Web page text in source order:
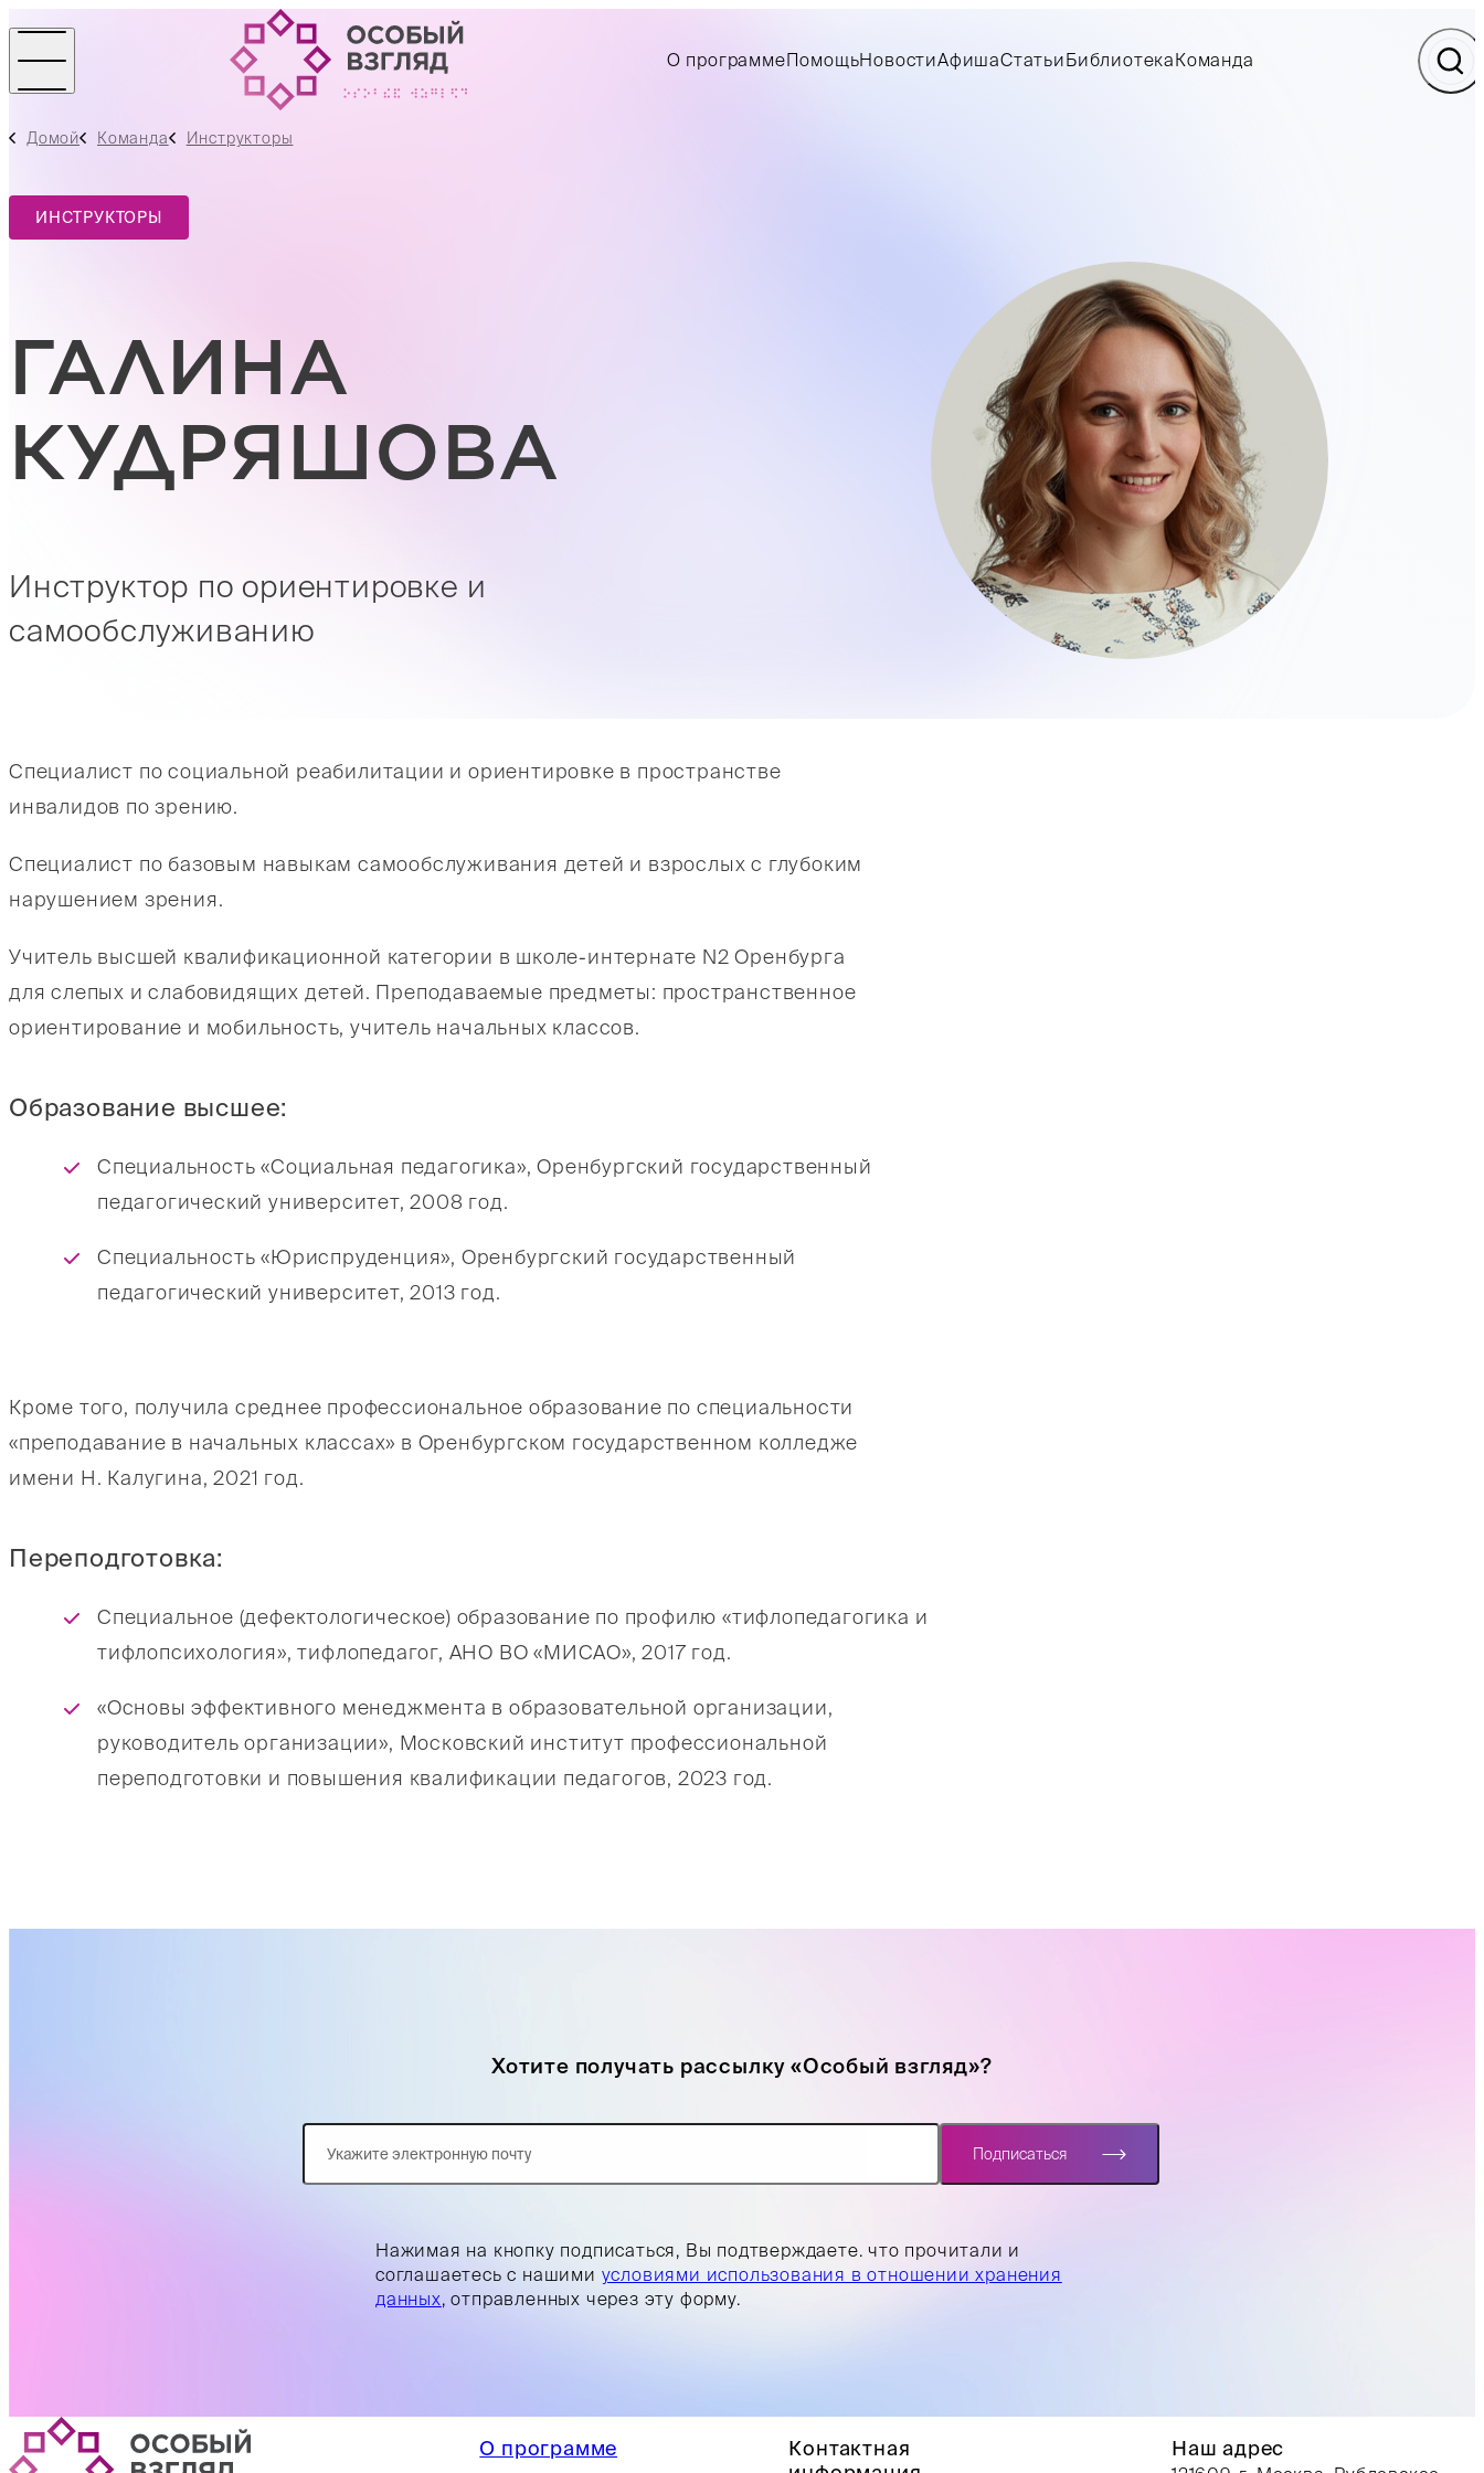
О программеПомощьНовостиАфишаСтатьиБиблиотекаКоманда
Домой Команда Инструкторы
ИНСТРУКТОРЫ
ГАЛИНА
КУДРЯШОВА
Инструктор по ориентировке и
самообслуживанию
Специалист по социальной реабилитации и ориентировке в пространстве
инвалидов по зрению.
Специалист по базовым навыкам самообслуживания детей и взрослых с глубоким
нарушением зрения.
Учитель высшей квалификационной категории в школе-интернате N2 Оренбурга
для слепых и слабовидящих детей. Преподаваемые предметы: пространственное
ориентирование и мобильность, учитель начальных классов.
Образование высшее:
Специальность «Социальная педагогика», Оренбургский государственный
педагогический университет, 2008 год.
Специальность «Юриспруденция», Оренбургский государственный
педагогический университет, 2013 год.
Кроме того, получила среднее профессиональное образование по специальности
«преподавание в начальных классах» в Оренбургском государственном колледже
имени Н. Калугина, 2021 год.
Переподготовка:
Специальное (дефектологическое) образование по профилю «тифлопедагогика и
тифлопсихология», тифлопедагог, АНО ВО «МИСАО», 2017 год.
«Основы эффективного менеджмента в образовательной организации,
руководитель организации», Московский институт профессиональной
переподготовки и повышения квалификации педагогов, 2023 год.
Хотите получать рассылку «Особый взгляд»?
Нажимая на кнопку подписаться, Вы подтверждаете. что прочитали и
соглашаетесь с нашими условиями использования в отношении хранения
данных, отправленных через эту форму.
Подписаться
О программе
Контактная
Наш адрес